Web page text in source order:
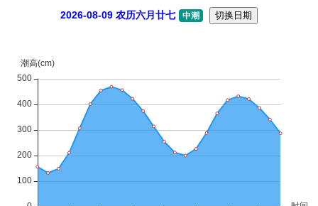
2026-08-09 农历六月廿七 中潮 切换日期